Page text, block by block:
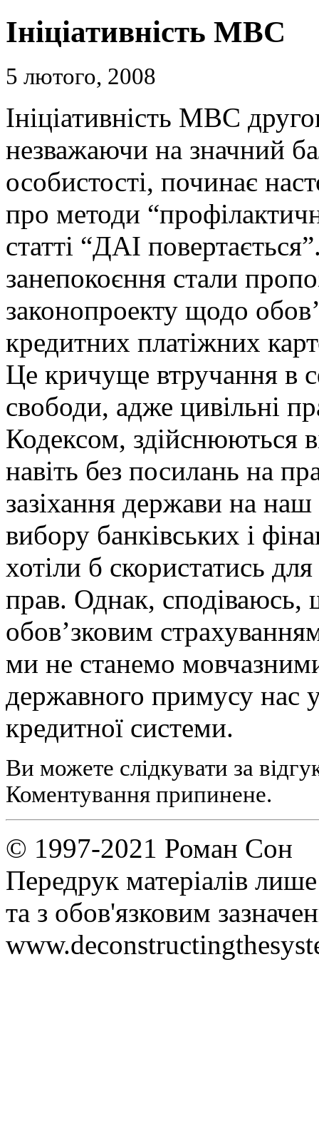
Ініціативність МВС
5 лютого, 2008
Ініціативність МВС
незважаючи на значний
особистості, починає
про методи
статті “ДАІ
занепокоєння стали
законопроекту щодо
кредитних платіжних
Це кричуще втручання в
свободи, адже цивільні
Кодексом, здійснюються
навіть без посилань на
зазіхання держави на
вибору банківських і
хотіли б скористатись
прав. Однак, сподіваюсь,
обов’зковим
ми не станемо
державного примусу нас
кредитної системи.
Ви можете слідкувати за
Коментування припинене.
© 1997-2021 Роман Сон
Передрук матеріалів
та з обов'язковим